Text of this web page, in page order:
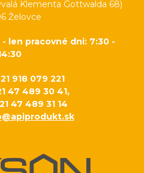
Klementa Gottwalda 68)
Želovce
len pracovné dni: 7:30 -
918 079 221
47 489 30 41,
489 31 14